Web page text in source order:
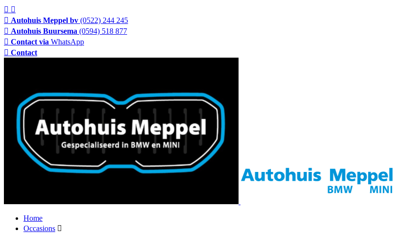
Autohuis Meppel bv (0522) 244 245
Autohuis Buursema (0594) 518 877
Contact via WhatsApp
Contact
Home
Occasions